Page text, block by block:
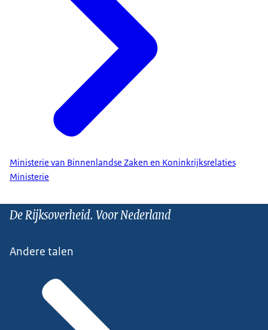
Ministerie van Binnenlandse Zaken en Koninkrijksrelaties
Ministerie
De Rijksoverheid. Voor Nederland
Andere talen